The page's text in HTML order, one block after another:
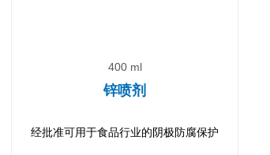
400 ml
锌喷剂
经批准可用于食品行业的阴极防腐保护